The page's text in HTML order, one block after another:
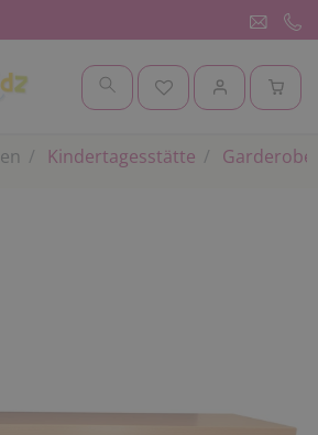
Kindertagesstätte Garderobe